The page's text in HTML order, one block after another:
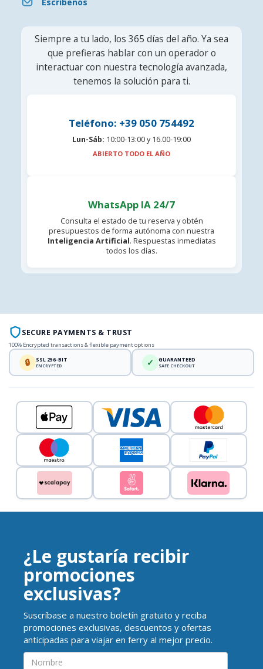
Siempre a tu lado, los 365 días del año. Ya sea
que prefieras hablar con un operador o
interactuar con nuestra tecnología avanzada,
tenemos la solución para ti.
Teléfono: +39 050 754492
Lun-Sáb: 10:00-13:00 y 16.00-19:00
ABIERTO TODO EL AÑO
WhatsApp IA 24/7
Consulta el estado de tu reserva y obtén
presupuestos de forma autónoma con nuestra
Inteligencia Artificial. Respuestas inmediatas
todos los días.
SECURE PAYMENTS & TRUST
100% Encrypted transactions & flexible payment options
🔒 SSL 256-BIT
ENCRYPTED ✓ GUARANTEED
SAFE CHECKOUT
¿Le gustaría recibir
promociones
exclusivas?
Suscríbase a nuestro boletín gratuito y reciba
promociones exclusivas, descuentos y ofertas
anticipadas para viajar en ferry al mejor precio.